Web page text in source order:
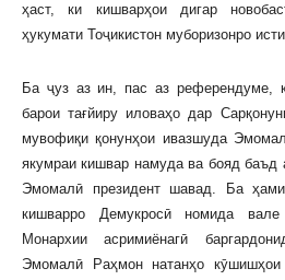
ҳаст, ки кишварҳои дигар
ҳукумати Тоҷикистон муборизонро
Ба ҷуз аз ин, пас аз референдуме,
барои тағйиру иловаҳо дар
мувофиқи қонунҳои ивазшуда
якумраи кишвар намуда ва бояд
Эмомалӣ президент шавад. Ба
кишварро Демукросӣ номида
Монархии асримиёнагӣ
Эмомалӣ Раҳмон натанҳо